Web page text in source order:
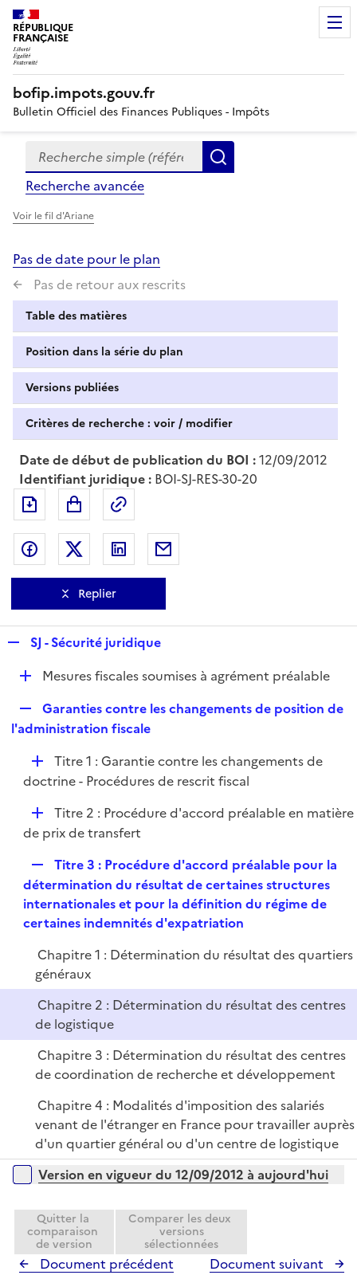
RÉPUBLIQUE
FRANÇAISE
bofip.impots.gouv.fr
Bulletin Officiel des Finances Publiques - Impôts
Formulaire
de
recherche
Recherche simple (références, mots clés, partie du
Recherche avancée
Voir le fil d'Ariane
Pas de date pour le plan
Pas de retour aux rescrits
Table des matières
Position dans la série du plan
Versions publiées
Critères de recherche : voir / modifier
Date de début de publication du BOI :12/09/2012
Identifiant juridique : BOI-SJ-RES-30-20
Exporter le document au format pdf
Partager sur Facebook
Partager sur Twitter
Partager sur LinkedIn
Replier
p
e
SJ - Sécurité juridique
D
p
l
i
e
r
Mesures fiscales soumises à agrément préalable
e
l
i
e
r
Garanties contre les changements de position de
l'administration fiscale
D
é
i
Titre 1 : Garantie contre les changements de
doctrine - Procédures de rescrit fiscal
D
é
i
e
r
Titre 2 : Procédure d'accord préalable en matière
de prix de transfert
e
p
l
e
r
Titre 3 : Procédure d'accord préalable pour la
détermination du résultat de certaines structures
internationales et pour la définition du régime de
certaines indemnités d'expatriation
Chapitre 1 : Détermination du résultat des quartiers
généraux
Chapitre 2 : Détermination du résultat des centres
de logistique
Chapitre 3 : Détermination du résultat des centres
de coordination de recherche et développement
Chapitre 4 : Modalités d'imposition des salariés
venant de l'étranger en France pour travailler auprès
d'un quartier général ou d'un centre de logistique
Versions sur la période
Version en vigueur du 12/09/2012 à aujourd'hui
Quitter la
comparaison
de version
Comparer les deux
versions
sélectionnées
Document précédent Document suivant